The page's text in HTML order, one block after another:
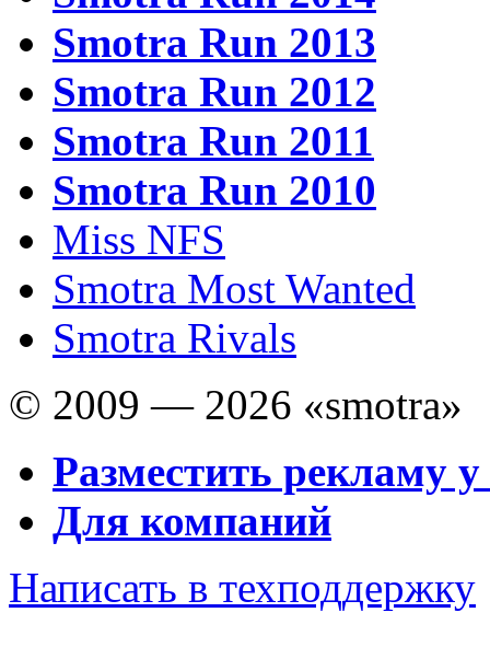
Smotra Run 2013
Smotra Run 2012
Smotra Run 2011
Smotra Run 2010
Miss NFS
Smotra Most Wanted
Smotra Rivals
© 2009 — 2026 «smotra»
Разместить рекламу у
Для компаний
Написать в техподдержку